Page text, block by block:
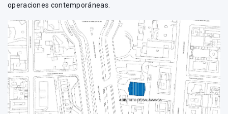
operaciones contemporáneas.